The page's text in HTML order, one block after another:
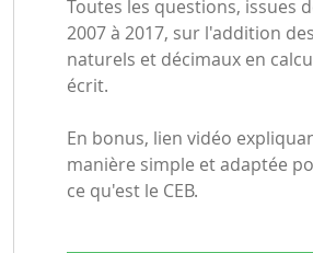
Toutes les questions, issues
2007 à 2017, sur l'addition
naturels et décimaux en
écrit.
En bonus, lien vidéo
manière simple et adaptée
ce qu'est le CEB.